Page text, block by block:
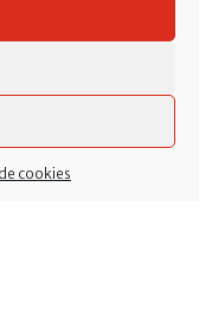
cookies
rue de la